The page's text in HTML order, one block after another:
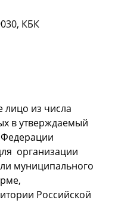
КБК
лицо из числа
в утверждаемый
организации
муниципального
Российской